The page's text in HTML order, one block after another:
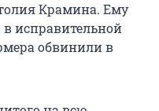
Крамина. Ему
исправительной
обвинили в